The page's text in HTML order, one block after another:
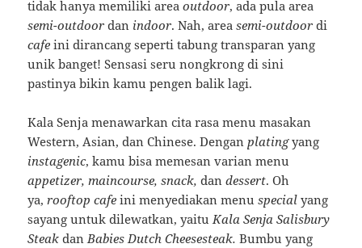
tidak hanya memiliki areaoutdoor, ada pula area
semi-outdoor dan indoor. Nah, areasemi-outdoor di
cafe ini dirancang seperti tabung transparan yang
unik banget! Sensasi seru nongkrong di sini
pastinya bikin kamu pengen balik lagi.
Kala Senja menawarkan cita rasa menu masakan
Western, Asian, dan Chinese. Dengan platingyang
instagenic, kamu bisa memesan varian menu
appetizer, maincourse, snack,dan dessert. Oh
ya,rooftop cafe ini menyediakan menuspecial yang
sayang untuk dilewatkan, yaitu Kala Senja Salisbury
Steak dan Babies Dutch Cheesesteak. Bumbu yang